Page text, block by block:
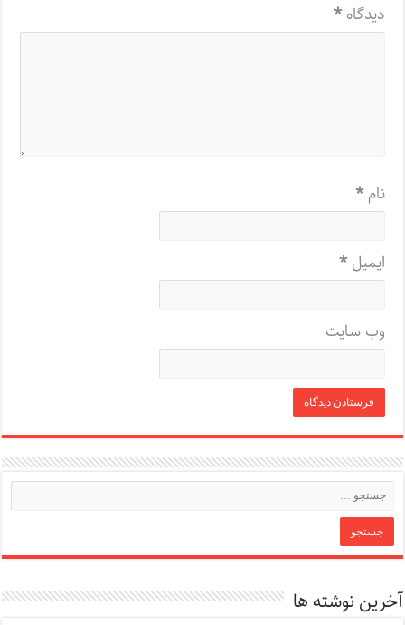
دیدگاه*
نام*
ایمیل*
وب‌ سایت
آخرین نوشته ها